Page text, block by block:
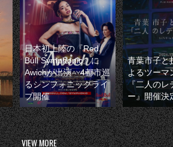
日本初上陸の『Red
Bull Symphonic』に
Awichが出演 4都市巡
るシンフォニックライ
ブ開催
青葉市子と
よるツーマ
『二人のレ
ー』開催決
VIEW MORE